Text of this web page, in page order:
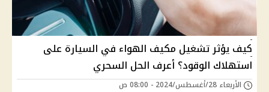
كيف يؤثر تشغيل مكيف الهواء في السيارة على
استهلاك الوقود؟ أعرف الحل السحري
الأربعاء 28/أغسطس/2024 - 08:00 ص